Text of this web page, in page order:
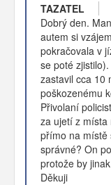
TAZATEL
Dobrý den.
autem si
pokračovala v
se poté
zastavil cca 10
poškozenému
Přivolaní
za ujetí z místa
přímo na místě
správné? On
protože by
Děkuji